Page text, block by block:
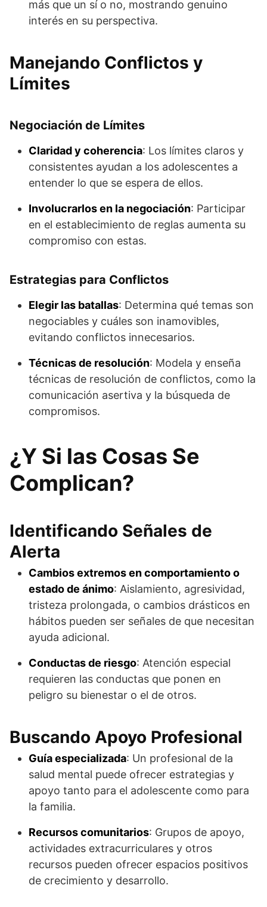
más que un sí o no, mostrando genuino
interés en su perspectiva.
Manejando Conflictos y
Límites
Negociación de Límites
Claridad y coherencia: Los límites claros y
consistentes ayudan a los adolescentes a
entender lo que se espera de ellos.
Involucrarlos en la negociación: Participar
en el establecimiento de reglas aumenta su
compromiso con estas.
Estrategias para Conflictos
Elegir las batallas: Determina qué temas son
negociables y cuáles son inamovibles,
evitando conflictos innecesarios.
Técnicas de resolución: Modela y enseña
técnicas de resolución de conflictos, como la
comunicación asertiva y la búsqueda de
compromisos.
¿Y Si las Cosas Se
Complican?
Identificando Señales de
Alerta
Cambios extremos en comportamiento o
estado de ánimo: Aislamiento, agresividad,
tristeza prolongada, o cambios drásticos en
hábitos pueden ser señales de que necesitan
ayuda adicional.
Conductas de riesgo: Atención especial
requieren las conductas que ponen en
peligro su bienestar o el de otros.
Buscando Apoyo Profesional
Guía especializada: Un profesional de la
salud mental puede ofrecer estrategias y
apoyo tanto para el adolescente como para
la familia.
Recursos comunitarios: Grupos de apoyo,
actividades extracurriculares y otros
recursos pueden ofrecer espacios positivos
de crecimiento y desarrollo.